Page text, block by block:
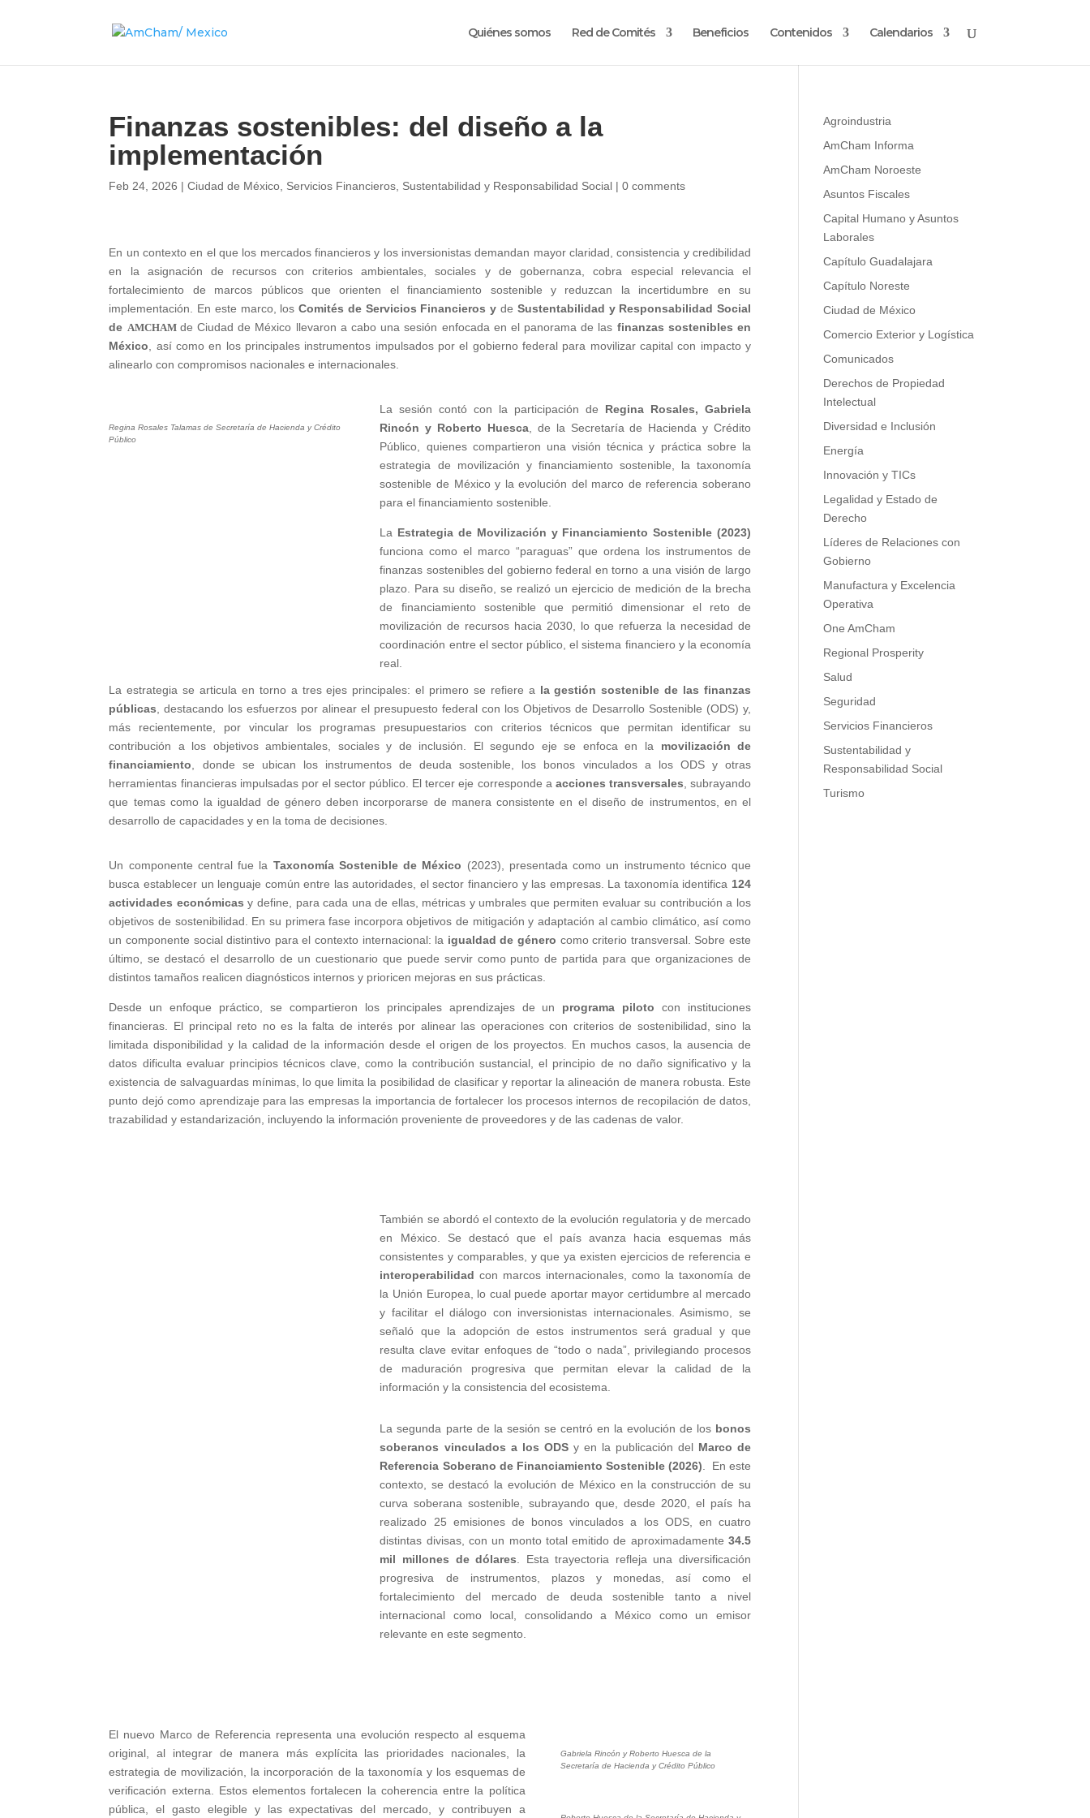
Quiénes somos Red de Comités Beneficios Contenidos Calendarios
Finanzas sostenibles: del diseño a la
implementación
Feb 24, 2026 |Ciudad de México Servicios Financieros Sustentabilidad y Responsabilidad Social |0 comments
En un contexto en el que los mercados financieros y los inversionistas demandan mayor claridad, consistencia y credibilidad
en la asignación de recursos con criterios ambientales, sociales y de gobernanza, cobra especial relevancia el
fortalecimiento de marcos públicos que orienten el financiamiento sostenible y reduzcan la incertidumbre en su
implementación. En este marco, losComités de Servicios Financieros y de Sustentabilidad y Responsabilidad Social
de AMCHAM de Ciudad de México llevaron a cabo una sesión enfocada en el panorama de las finanzas sostenibles en
México , así como en los principales instrumentos impulsados por el gobierno federal para movilizar capital con impacto y
alinearlo con compromisos nacionales e internacionales.
Regina Rosales Talamas de Secretaría de Hacienda y Crédito
Público
La sesión contó con la participación de Regina Rosales, Gabriela
Rincón y Roberto Huesca , de la Secretaría de Hacienda y Crédito
Público, quienes compartieron una visión técnica y práctica sobre la
estrategia de movilización y financiamiento sostenible, la taxonomía
sostenible de México y la evolución del marco de referencia soberano
para el financiamiento sostenible.
La Estrategia de Movilización y Financiamiento Sostenible (2023)
funciona como el marco “paraguas” que ordena los instrumentos de
finanzas sostenibles del gobierno federal en torno a una visión de largo
plazo. Para su diseño, se realizó un ejercicio de medición de la brecha
de financiamiento sostenible que permitió dimensionar el reto de
movilización de recursos hacia 2030, lo que refuerza la necesidad de
coordinación entre el sector público, el sistema financiero y la economía
real.
La estrategia se articula en torno a tres ejes principales: el primero se refiere ala gestión sostenible de las finanzas
públicas, destacando los esfuerzos por alinear el presupuesto federal con los Objetivos de Desarrollo Sostenible (ODS) y,
más recientemente, por vincular los programas presupuestarios con criterios técnicos que permitan identificar su
contribución a los objetivos ambientales, sociales y de inclusión. El segundo eje se enfoca en la movilización de
financiamiento, donde se ubican los instrumentos de deuda sostenible, los bonos vinculados a los ODS y otras
herramientas financieras impulsadas por el sector público. El tercer eje corresponde a acciones transversales, subrayando
que temas como la igualdad de género deben incorporarse de manera consistente en el diseño de instrumentos, en el
desarrollo de capacidades y en la toma de decisiones.
Un componente central fue la Taxonomía Sostenible de México (2023), presentada como un instrumento técnico que
busca establecer un lenguaje común entre las autoridades, el sector financiero y las empresas. La taxonomía identifica 124
actividades económicas y define, para cada una de ellas, métricas y umbrales que permiten evaluar su contribución a los
objetivos de sostenibilidad. En su primera fase incorpora objetivos de mitigación y adaptación al cambio climático, así como
un componente social distintivo para el contexto internacional: la igualdad de género como criterio transversal. Sobre este
último, se destacó el desarrollo de un cuestionario que puede servir como punto de partida para que organizaciones de
distintos tamaños realicen diagnósticos internos y prioricen mejoras en sus prácticas.
Desde un enfoque práctico, se compartieron los principales aprendizajes de un programa piloto con instituciones
financieras. El principal reto no es la falta de interés por alinear las operaciones con criterios de sostenibilidad, sino la
limitada disponibilidad y la calidad de la información desde el origen de los proyectos. En muchos casos, la ausencia de
datos dificulta evaluar principios técnicos clave, como la contribución sustancial, el principio de no daño significativo y la
existencia de salvaguardas mínimas, lo que limita la posibilidad de clasificar y reportar la alineación de manera robusta. Este
punto dejó como aprendizaje para las empresas la importancia de fortalecer los procesos internos de recopilación de datos,
trazabilidad y estandarización, incluyendo la información proveniente de proveedores y de las cadenas de valor.
También se abordó el contexto de la evolución regulatoria y de mercado
en México. Se destacó que el país avanza hacia esquemas más
consistentes y comparables, y que ya existen ejercicios de referencia e
interoperabilidad con marcos internacionales, como la taxonomía de
la Unión Europea, lo cual puede aportar mayor certidumbre al mercado
y facilitar el diálogo con inversionistas internacionales. Asimismo, se
señaló que la adopción de estos instrumentos será gradual y que
resulta clave evitar enfoques de “todo o nada”, privilegiando procesos
de maduración progresiva que permitan elevar la calidad de la
información y la consistencia del ecosistema.
La segunda parte de la sesión se centró en la evolución de los bonos
soberanos vinculados a los ODSy en la publicación del Marco de
Referencia Soberano de Financiamiento Sostenible (2026). En este
contexto, se destacó la evolución de México en la construcción de su
curva soberana sostenible, subrayando que, desde 2020, el país ha
realizado 25 emisiones de bonos vinculados a los ODS, en cuatro
distintas divisas, con un monto total emitido de aproximadamente 34.5
mil millones de dólares. Esta trayectoria refleja una diversificación
progresiva de instrumentos, plazos y monedas, así como el
fortalecimiento del mercado de deuda sostenible tanto a nivel
internacional como local, consolidando a México como un emisor
relevante en este segmento.
El nuevo Marco de Referencia representa una evolución respecto al esquema
original, al integrar de manera más explícita las prioridades nacionales, la
estrategia de movilización, la incorporación de la taxonomía y los esquemas de
verificación externa. Estos elementos fortalecen la coherencia entre la política
pública, el gasto elegible y las expectativas del mercado, y contribuyen a
Gabriela Rincón y Roberto Huesca de la
Secretaría de Hacienda y Crédito Público
Agroindustria
AmCham Informa
AmCham Noroeste
Asuntos Fiscales
Capital Humano y Asuntos
Laborales
Capítulo Guadalajara
Capítulo Noreste
Ciudad de México
Comercio Exterior y Logística
Comunicados
Derechos de Propiedad
Intelectual
Diversidad e Inclusión
Energía
Innovación y TICs
Legalidad y Estado de
Derecho
Líderes de Relaciones con
Gobierno
Manufactura y Excelencia
Operativa
One AmCham
Regional Prosperity
Salud
Seguridad
Servicios Financieros
Sustentabilidad y
Responsabilidad Social
Turismo